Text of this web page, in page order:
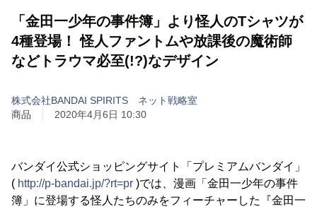
「金田一少年の事件簿」より怪人のTシャツが
4種登場！ 怪人ファントムや放課後の魔術師
などトラウマ必至(!?)なデザイン
株式会社BANDAI SPIRITS ネット戦略室
商品
2020年4月6日 10:30
バンダイ公式ショッピングサイト「プレミアムバンダイ」
( http://p-bandai.jp/?rt=pr )では、漫画「金田一少年の事件
簿」に登場する怪人たちのみをフィーチャーした『金田一